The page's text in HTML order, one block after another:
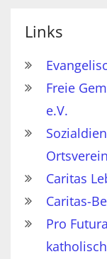
Links
Freie
e.V.
Caritas
Caritas-
Pro